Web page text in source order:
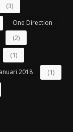
(3)
One Direction
(2)
(1)
2018 (1)